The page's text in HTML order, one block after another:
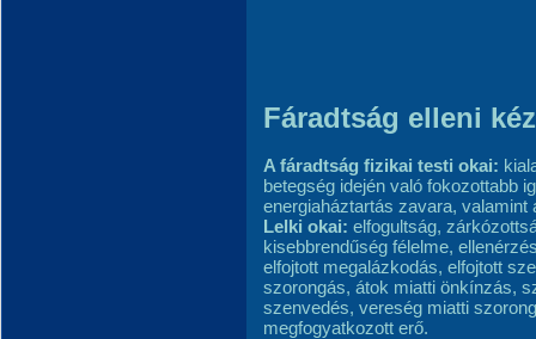
Fáradtság elleni
A fáradtság fizikai testi okai:
betegség idején való fokozottabb
energiaháztartás zavara,
Lelki okai: elfogultság,
kisebbrendűség félelme,
elfojtott megalázkodás, elfojtott
szorongás, átok miatti önkínzás,
szenvedés, vereség miatti
megfogyatkozott erő.